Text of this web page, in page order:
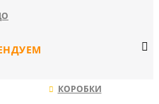
КОРОБКИ